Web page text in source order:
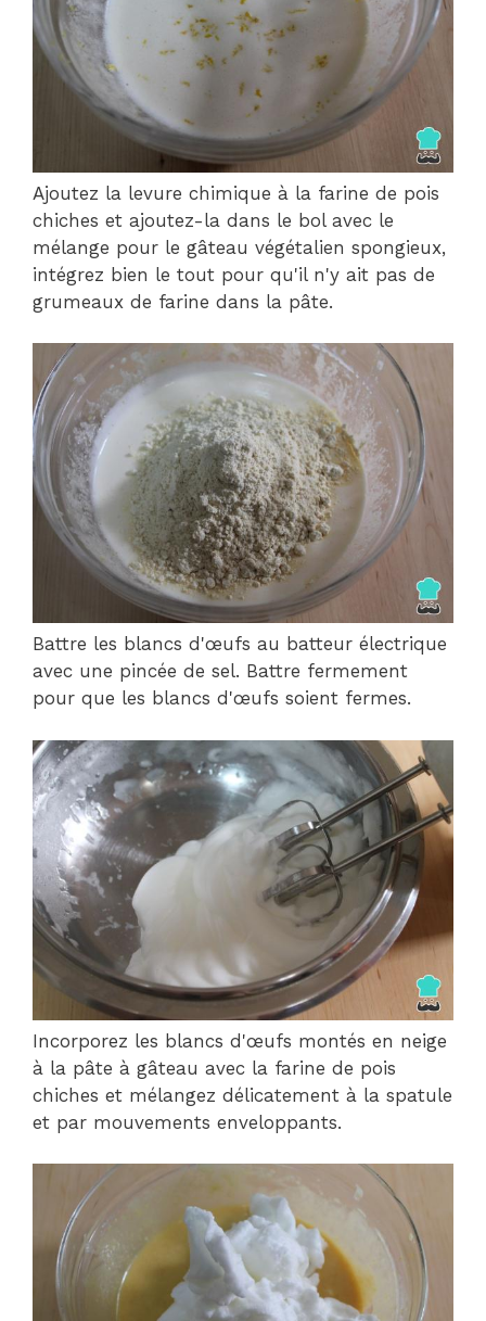
Ajoutez la levure chimique à la farine de pois
chiches et ajoutez-la dans le bol avec le
mélange pour le gâteau végétalien spongieux,
intégrez bien le tout pour qu'il n'y ait pas de
grumeaux de farine dans la pâte.
Battre les blancs d'œufs au batteur électrique
avec une pincée de sel. Battre fermement
pour que les blancs d'œufs soient fermes.
Incorporez les blancs d'œufs montés en neige
à la pâte à gâteau avec la farine de pois
chiches et mélangez délicatement à la spatule
et par mouvements enveloppants.